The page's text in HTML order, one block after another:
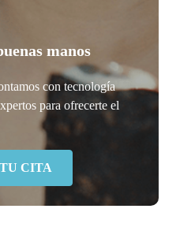
manos
con tecnología
para ofrecerte el
CITA